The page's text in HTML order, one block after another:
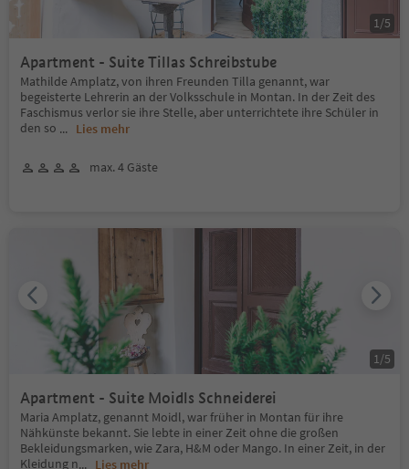
Apartment - Suite Tillas Schreibstube
Mathilde Amplatz, von ihren Freunden Tilla genannt, war
begeisterte Lehrerin an der Volksschule in Montan. In der Zeit des
Faschismus verlor sie ihre Stelle, aber unterrichtete ihre Schüler in
den so ... Lies mehr
max. 4 Gäste
1/5
Apartment - Suite Moidls Schneiderei
Maria Amplatz, genannt Moidl, war früher in Montan für ihre
Nähkünste bekannt. Sie lebte in einer Zeit ohne die großen
Bekleidungsmarken, wie Zara, H&M oder Mango. In einer Zeit, in der
Kleidung n... Lies mehr
1/5